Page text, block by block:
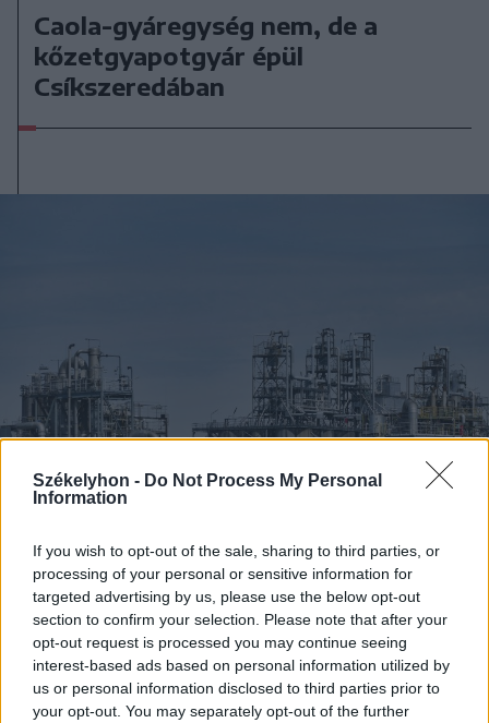
Székelyhon - Do Not Process My Personal
Information
If you wish to opt-out of the sale, sharing to third parties, or
processing of your personal or sensitive information for
targeted advertising by us, please use the below opt-out
section to confirm your selection. Please note that after your
opt-out request is processed you may continue seeing
interest-based ads based on personal information utilized by
us or personal information disclosed to third parties prior to
your opt-out. You may separately opt-out of the further
Caola-gyáregység nem, de a
kőzetgyapotgyár épül
Csíkszeredában
2026. április 23., csütörtök
Újraindult a kőolajszállítás a
Barátság vezetéken